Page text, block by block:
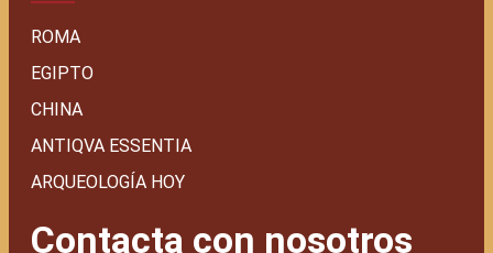
ROMA
EGIPTO
CHINA
ANTIQVA ESSENTIA
ARQUEOLOGÍA HOY
Contacta con nosotros